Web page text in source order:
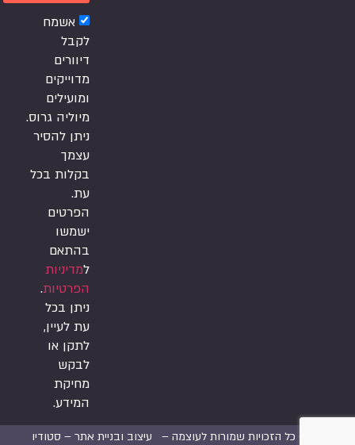
אשמח
לקבל
דיוורים
מדוייקים
ומועילים
מיוליה גרוס.
ניתן להסיר
עצמך
בקלות בכל
עת.
הפרטים
ישמשו
בהתאם
למדיניות
הפרטיות.
ניתן בכל
עת לעיין,
לתקן או
לבקש
מחיקת
המידע.
2026 © כל הזכויות שמורות לעוצמה –
עיצוב ובניית אתר – סטודיו